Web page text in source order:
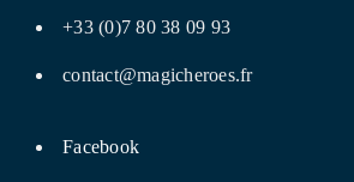
+33 (0)7 80 38 09 93
contact@magicheroes.fr
Facebook